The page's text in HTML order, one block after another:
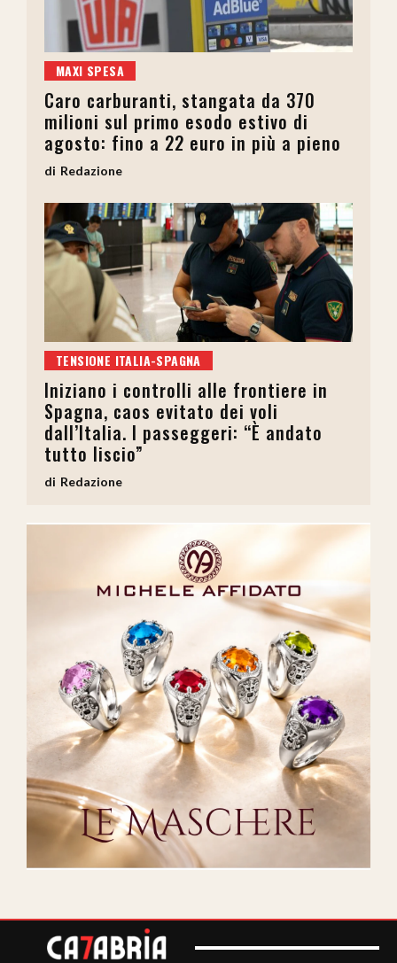
MAXI SPESA
Caro carburanti, stangata da 370
milioni sul primo esodo estivo di
agosto: fino a 22 euro in più a pieno
Redazione
TENSIONE ITALIA-SPAGNA
Iniziano i controlli alle frontiere in
Spagna, caos evitato dei voli
dall’Italia. I passeggeri: “È andato
tutto liscio”
Redazione